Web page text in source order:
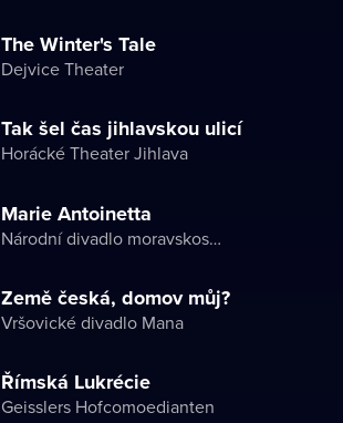
The Winter's Tale
Dejvice Theater
Tak šel čas jihlavskou ulicí
Horácké Theater Jihlava
Marie Antoinetta
Národní divadlo moravskoslezské
Země česká, domov můj?
Vršovické divadlo Mana
Římská Lukrécie
Geisslers Hofcomoedianten